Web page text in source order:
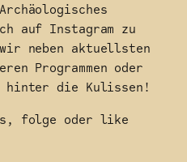
auf Instagram zu
neben aktuellsten
Programmen oder
hinter die Kulissen!
folge oder like